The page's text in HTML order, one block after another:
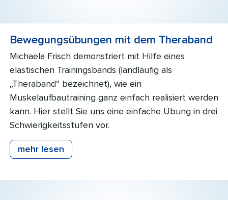
Bewegungsübungen mit dem Theraband
Michaela Frisch demonstriert mit Hilfe eines
elastischen Trainingsbands (landläufig als
„Theraband“ bezeichnet), wie ein
Muskelaufbautraining ganz einfach realisiert werden
kann. Hier stellt Sie uns eine einfache Übung in drei
Schwierigkeitsstufen vor.
mehr lesen